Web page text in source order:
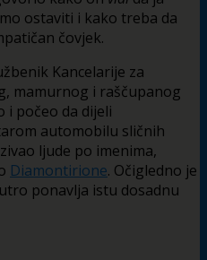
ostaviti i kako treba da
čovjek.
Kancelarije za
mamurnog i raščupanog
i počeo da dijeli
automobilu sličnih
ljude po imenima,
Diamontirione. Očigledno je
ponavlja istu dosadnu